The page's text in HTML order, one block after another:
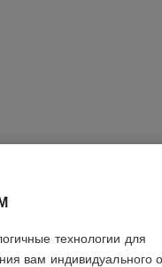
КОЛЬЦО
технологии для
вам индивидуального